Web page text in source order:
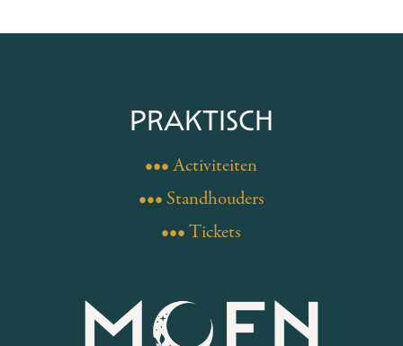
PRAKTISCH
••• Activiteiten
••• Standhouders
••• Tickets